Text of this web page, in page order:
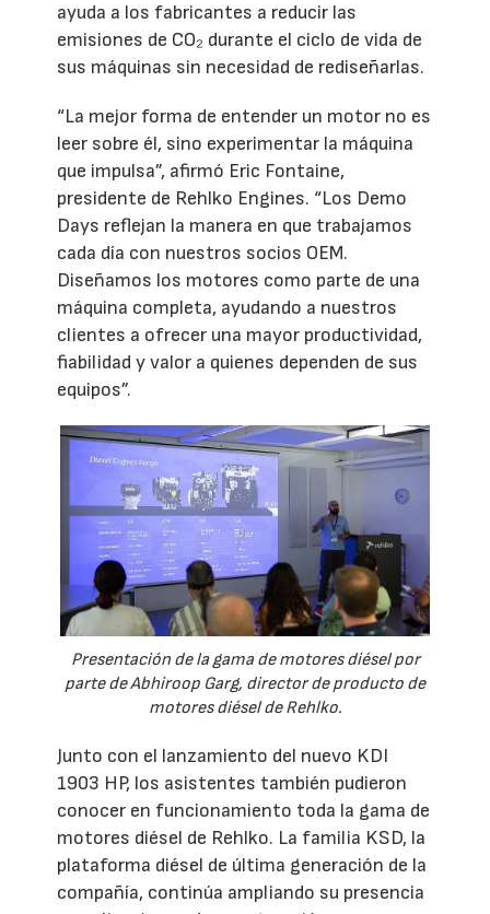
ayuda a los fabricantes a reducir las
emisiones de CO₂ durante el ciclo de vida de
sus máquinas sin necesidad de rediseñarlas.
“La mejor forma de entender un motor no es
leer sobre él, sino experimentar la máquina
que impulsa”, afirmó Eric Fontaine,
presidente de Rehlko Engines. “Los Demo
Days reflejan la manera en que trabajamos
cada día con nuestros socios OEM.
Diseñamos los motores como parte de una
máquina completa, ayudando a nuestros
clientes a ofrecer una mayor productividad,
fiabilidad y valor a quienes dependen de sus
equipos”.
Presentación de la gama de motores diésel por
parte de Abhiroop Garg, director de producto de
motores diésel de Rehlko.
Junto con el lanzamiento del nuevo KDI
1903 HP, los asistentes también pudieron
conocer en funcionamiento toda la gama de
motores diésel de Rehlko. La familia KSD, la
plataforma diésel de última generación de la
compañía, continúa ampliando su presencia